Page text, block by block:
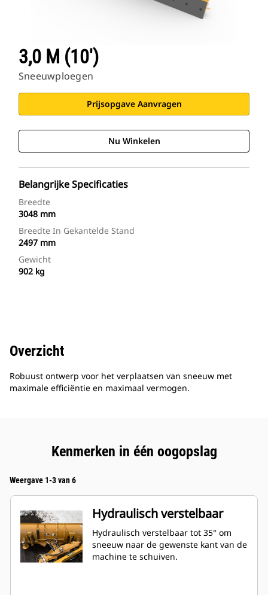
3,0 M (10')
Sneeuwploegen
Prijsopgave Aanvragen
Nu Winkelen
Belangrijke Specificaties
Breedte
3048 mm
Breedte In Gekantelde Stand
2497 mm
Gewicht
902 kg
Overzicht
Robuust ontwerp voor het verplaatsen van sneeuw met
maximale efficiëntie en maximaal vermogen.
Kenmerken in één oogopslag
Weergave 1-3 van 6
Hydraulisch verstelbaar
Hydraulisch verstelbaar tot 35° om
sneeuw naar de gewenste kant van de
machine te schuiven.